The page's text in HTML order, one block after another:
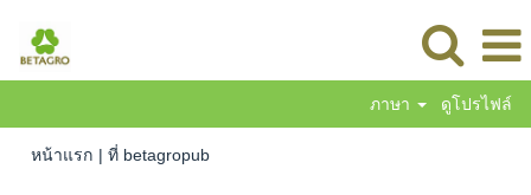
ภาษา ดูโปรไฟล์
หน้าแรก | ที่ betagropub(หน้า